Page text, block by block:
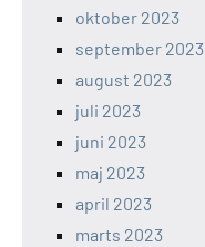
oktober 2023
september 2023
august 2023
juli 2023
juni 2023
maj 2023
april 2023
marts 2023